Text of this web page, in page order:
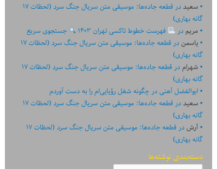
سعیددر
قطعه جاده‌ها: موسیقی متن سریال جنگ سرد (لحظات ۱۷
گانه بهاری)
مریمدر فهرست خطوط تاکسی تهران ۱۴۰۳
جستجوی سریع
یاسمندر
قطعه جاده‌ها: موسیقی متن سریال جنگ سرد (لحظات ۱۷
گانه بهاری)
شهرامدر
قطعه جاده‌ها: موسیقی متن سریال جنگ سرد (لحظات ۱۷
گانه بهاری)
ابوالفضل آهنیدرچگونه شغل رؤیایی‌ام را به دست آوردم
سعیددر
قطعه جاده‌ها: موسیقی متن سریال جنگ سرد (لحظات ۱۷
گانه بهاری)
آرشدر
قطعه جاده‌ها: موسیقی متن سریال جنگ سرد (لحظات ۱۷
گانه بهاری)
دسته‌بندی نوشته‌ها